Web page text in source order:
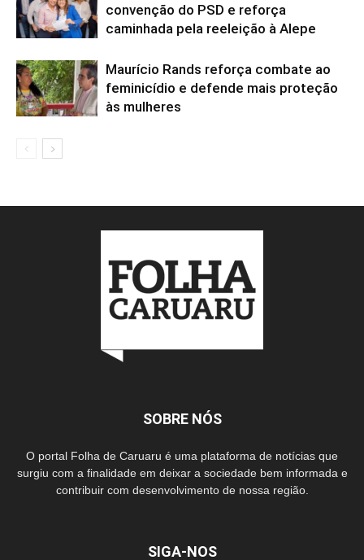
convenção do PSD e reforça
caminhada pela reeleição à Alepe
Maurício Rands reforça combate ao
feminicídio e defende mais proteção
às mulheres
SOBRE NÓS
O portal Folha de Caruaru é uma plataforma de notícias que
surgiu com a finalidade em deixar a sociedade bem informada e
contribuir com desenvolvimento de nossa região.
SIGA-NOS